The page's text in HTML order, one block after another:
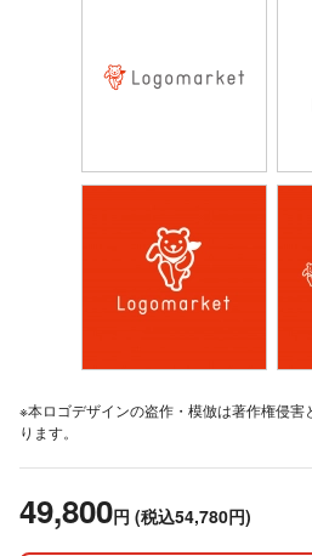
※本ロゴデザインの盗作・模倣は著作権侵
ります。
49,800円 (税込54,780円)